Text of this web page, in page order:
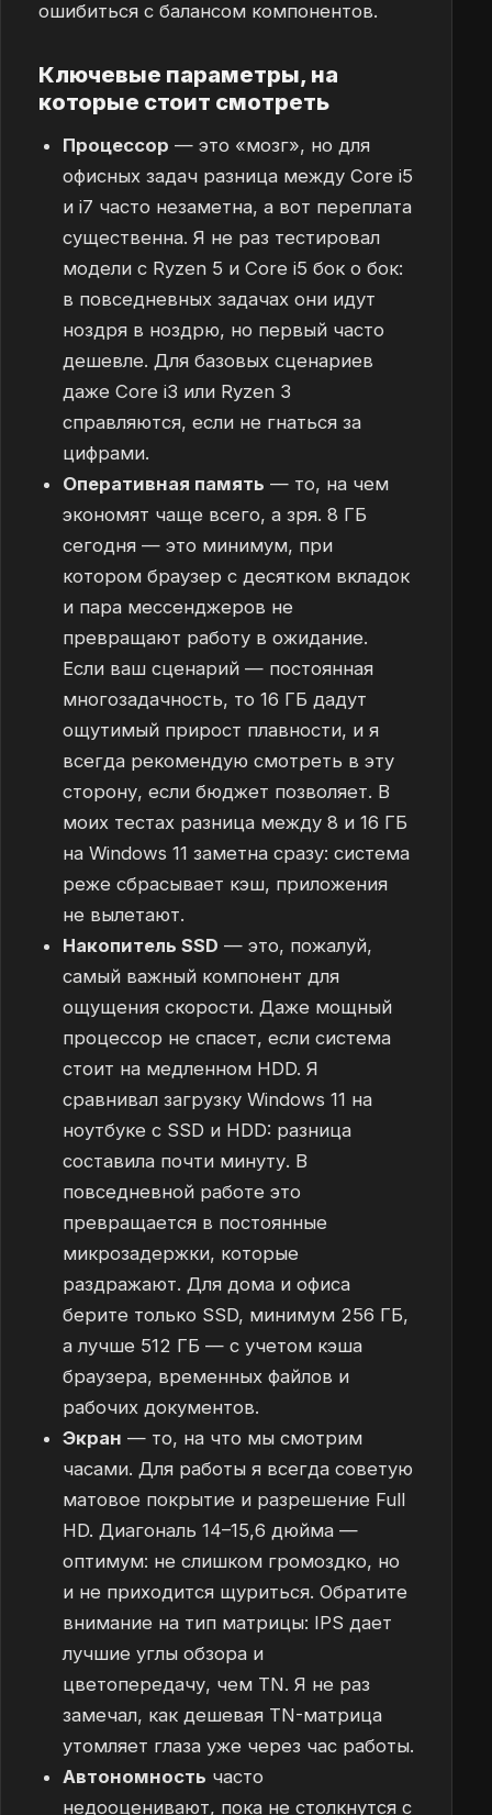
ошибиться с балансом компонентов.
Ключевые параметры, на
которые стоит смотреть
Процессор — это «мозг», но для
офисных задач разница между Core i5
и i7 часто незаметна, а вот переплата
существенна. Я не раз тестировал
модели с Ryzen 5 и Core i5 бок о бок:
в повседневных задачах они идут
ноздря в ноздрю, но первый часто
дешевле. Для базовых сценариев
даже Core i3 или Ryzen 3
справляются, если не гнаться за
цифрами.
Оперативная память — то, на чем
экономят чаще всего, а зря. 8 ГБ
сегодня — это минимум, при
котором браузер с десятком вкладок
и пара мессенджеров не
превращают работу в ожидание.
Если ваш сценарий — постоянная
многозадачность, то 16 ГБ дадут
ощутимый прирост плавности, и я
всегда рекомендую смотреть в эту
сторону, если бюджет позволяет. В
моих тестах разница между 8 и 16 ГБ
на Windows 11 заметна сразу: система
реже сбрасывает кэш, приложения
не вылетают.
Накопитель SSD — это, пожалуй,
самый важный компонент для
ощущения скорости. Даже мощный
процессор не спасет, если система
стоит на медленном HDD. Я
сравнивал загрузку Windows 11 на
ноутбуке с SSD и HDD: разница
составила почти минуту. В
повседневной работе это
превращается в постоянные
микрозадержки, которые
раздражают. Для дома и офиса
берите только SSD, минимум 256 ГБ,
а лучше 512 ГБ — с учетом кэша
браузера, временных файлов и
рабочих документов.
Экран — то, на что мы смотрим
часами. Для работы я всегда советую
матовое покрытие и разрешение Full
HD. Диагональ 14–15,6 дюйма —
оптимум: не слишком громоздко, но
и не приходится щуриться. Обратите
внимание на тип матрицы: IPS дает
лучшие углы обзора и
цветопередачу, чем TN. Я не раз
замечал, как дешевая TN-матрица
утомляет глаза уже через час работы.
Автономность часто
недооценивают, пока не столкнутся с